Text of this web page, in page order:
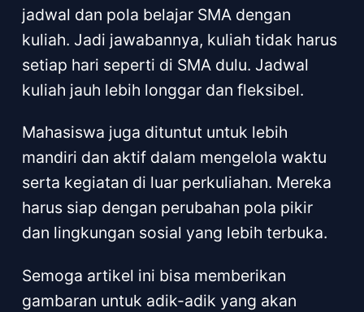
jadwal dan pola belajar SMA dengan
kuliah. Jadi jawabannya, kuliah tidak harus
setiap hari seperti di SMA dulu. Jadwal
kuliah jauh lebih longgar dan fleksibel.
Mahasiswa juga dituntut untuk lebih
mandiri dan aktif dalam mengelola waktu
serta kegiatan di luar perkuliahan. Mereka
harus siap dengan perubahan pola pikir
dan lingkungan sosial yang lebih terbuka.
Semoga artikel ini bisa memberikan
gambaran untuk adik-adik yang akan